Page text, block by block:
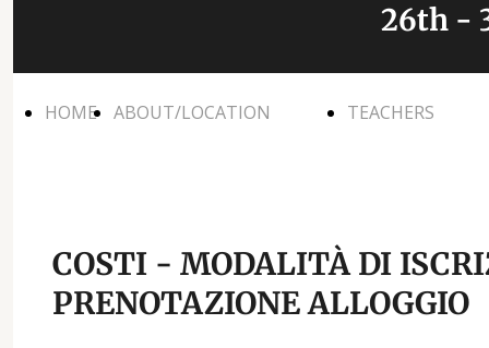
26th -
HOME ABOUT/LOCATION
ABOUT/LOCATION
TEACHERS
COSTI - MODALITÀ DI
PRENOTAZIONE ALLOGGIO